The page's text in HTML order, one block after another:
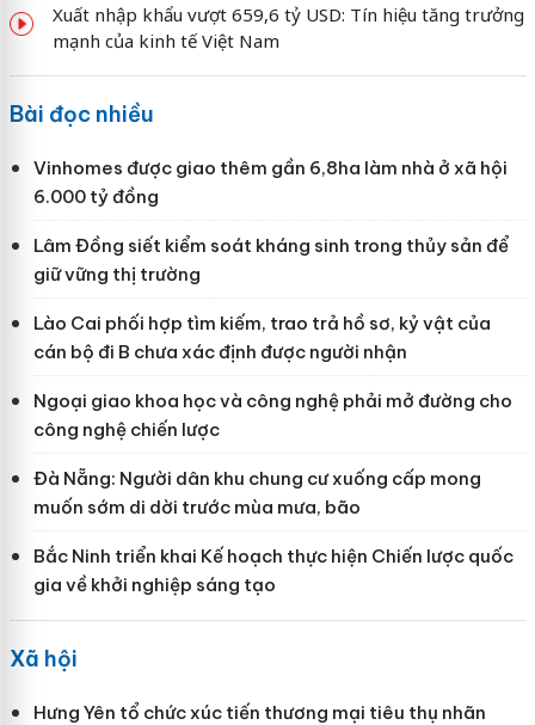
Xuất nhập khẩu vượt 659,6 tỷ USD: Tín hiệu tăng trưởng
mạnh của kinh tế Việt Nam
Bài đọc nhiều
Vinhomes được giao thêm gần 6,8ha làm nhà ở xã hội
6.000 tỷ đồng
Lâm Đồng siết kiểm soát kháng sinh trong thủy sản để
giữ vững thị trường
Lào Cai phối hợp tìm kiếm, trao trả hồ sơ, kỷ vật của
cán bộ đi B chưa xác định được người nhận
Ngoại giao khoa học và công nghệ phải mở đường cho
công nghệ chiến lược
Đà Nẵng: Người dân khu chung cư xuống cấp mong
muốn sớm di dời trước mùa mưa, bão
Bắc Ninh triển khai Kế hoạch thực hiện Chiến lược quốc
gia về khởi nghiệp sáng tạo
Xã hội
Hưng Yên tổ chức xúc tiến thương mại tiêu thụ nhãn